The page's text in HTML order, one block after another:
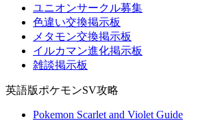
ユニオンサークル募集
色違い交換掲示板
メタモン交換掲示板
イルカマン進化掲示板
雑談掲示板
英語版ポケモンSV攻略
Pokemon Scarlet and Violet Guide